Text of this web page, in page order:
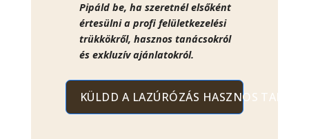
Pipáld be, ha szeretnél elsőként
értesülni a profi felületkezelési
trükkökről, hasznos tanácsokról
és exkluzív ajánlatokról.
KÜLDD A LAZÚRÓZÁS HASZNOS